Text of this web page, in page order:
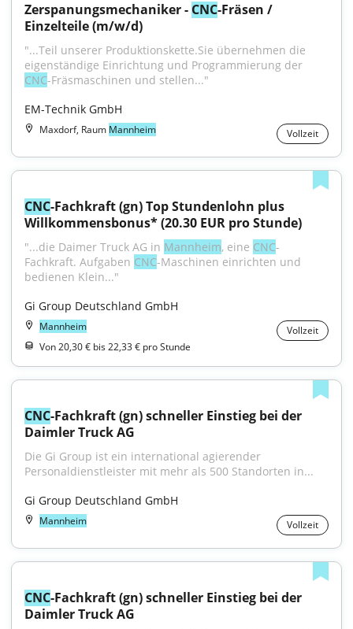
Zerspanungsmechaniker - CNC-Fräsen /
Einzelteile (m/w/d)
"...Teil unserer Produktionskette.Sie übernehmen die
CNC-Fräsmaschinen und stellen..."
EM-Technik GmbH
Maxdorf, Raum Mannheim Vollzeit
CNC-Fachkraft (gn) Top Stundenlohn plus
Willkommensbonus* (20.30 EUR pro Stunde)
"...die Daimer Truck AG in Mannheim, eine CNC-
Fachkraft. Aufgaben CNC-Maschinen einrichten und
bedienen Klein..."
Gi Group Deutschland GmbH
Mannheim
Vollzeit
Von 20,30 € bis 22,33 € pro Stunde
CNC-Fachkraft (gn) schneller Einstieg bei der
Daimler Truck AG
Die Gi Group ist ein international agierender
Personaldienstleister mit mehr als 500 Standorten in...
Gi Group Deutschland GmbH
Mannheim Vollzeit
CNC-Fachkraft (gn) schneller Einstieg bei der
Daimler Truck AG